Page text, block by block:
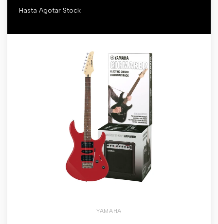
Hasta Agotar Stock
YAMAHA